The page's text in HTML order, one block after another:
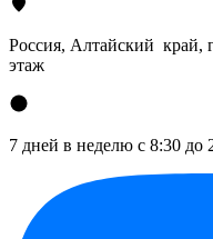
Россия, Алтайский край,
этаж
7 дней в неделю с 8:30 до